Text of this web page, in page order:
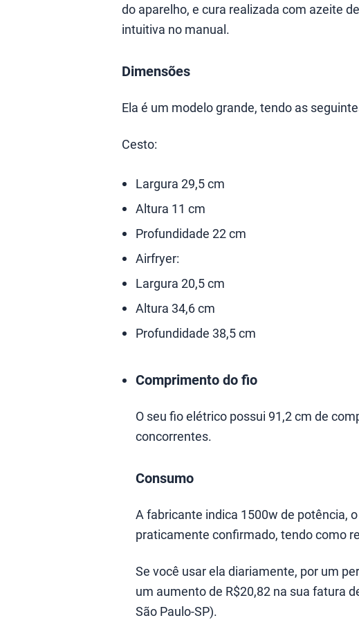
do aparelho, e cura realizada com azeite
intuitiva no manual.
Dimensões
Ela é um modelo grande, tendo as
Cesto:
Largura 29,5 cm
Altura 11 cm
Profundidade 22 cm
Airfryer:
Largura 20,5 cm
Altura 34,6 cm
Profundidade 38,5 cm
Comprimento do fio
O seu fio elétrico possui 91,2 cm de
concorrentes.
Consumo
A fabricante indica 1500w de potência,
praticamente confirmado, tendo como
Se você usar ela diariamente, por um
um aumento de R$20,82 na sua fatura
São Paulo-SP).